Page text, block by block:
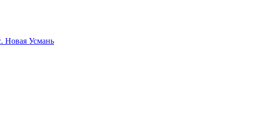
Новая Усмань